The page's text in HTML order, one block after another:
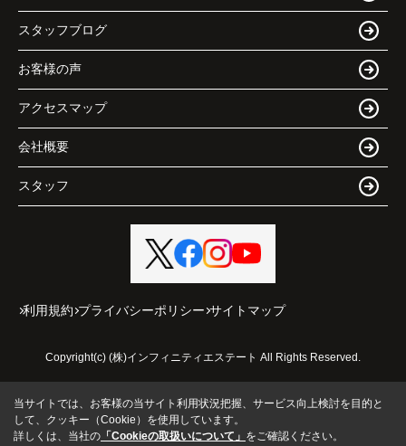
スタッフブログ
お客様の声
アクセスマップ
会社概要
スタッフ
利用規約 プライバシーポリシー サイトマップ
Copyright(c) (株)インフィニティエステート All Rights Reserved.
当サイトでは、お客様の当サイト利用状況把握、サービス向上検討を目的と
して、クッキー（Cookie）を使用しています。
詳しくは、当社の 「Cookieの取扱いについて」 をご確認ください。